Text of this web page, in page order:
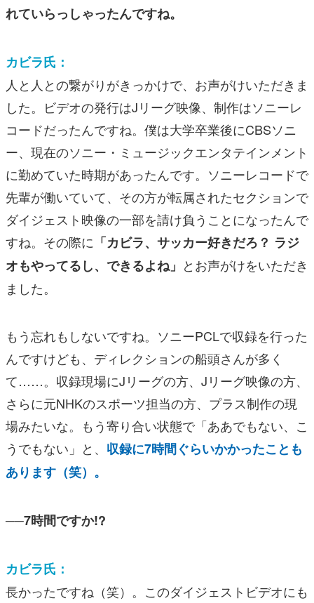
れていらっしゃったんですね。
カビラ氏：
人と人との繋がりがきっかけで、お声がけいただきま
した。ビデオの発行はJリーグ映像、制作はソニーレ
コードだったんですね。僕は大学卒業後にCBSソニ
ー、現在のソニー・ミュージックエンタテインメント
に勤めていた時期があったんです。ソニーレコードで
先輩が働いていて、その方が転属されたセクションで
ダイジェスト映像の一部を請け負うことになったんで
すね。その際に 「カビラ、サッカー好きだろ？ ラジ
オもやってるし、できるよね」 とお声がけをいただき
ました。
もう忘れもしないですね。ソニーPCLで収録を行った
んですけども、ディレクションの船頭さんが多く
て……。収録現場にJリーグの方、Jリーグ映像の方、
さらに元NHKのスポーツ担当の方、プラス制作の現
場みたいな。もう寄り合い状態で「ああでもない、こ
うでもない」と、 収録に7時間ぐらいかかったことも
あります（笑）。
──7時間ですか!?
カビラ氏：
長かったですね（笑）。このダイジェストビデオにも